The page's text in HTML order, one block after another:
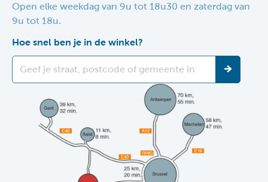
Open elke weekdag van 9u tot 18u30 en zaterdag van
9u tot 18u.
Hoe snel ben je in de winkel?